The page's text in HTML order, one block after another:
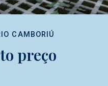
CAMBORIÚ
preço